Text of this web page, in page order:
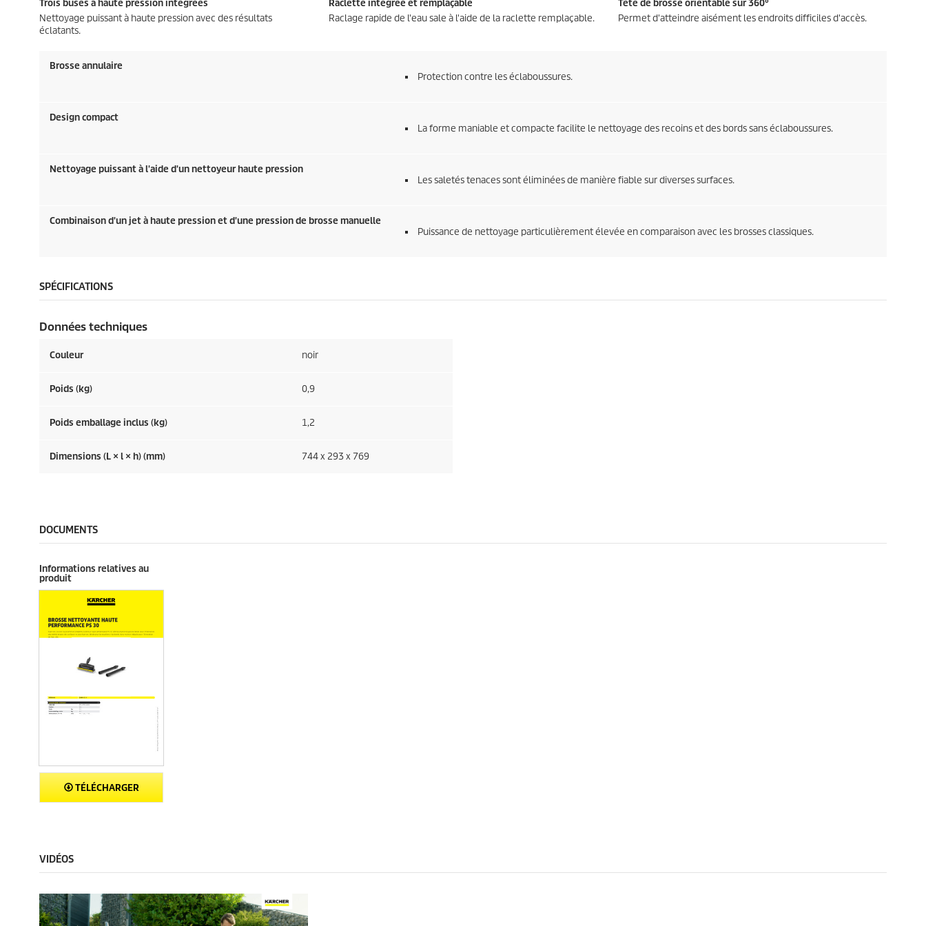
Trois buses à haute pression intégrées
Nettoyage puissant à haute pression avec des résultats
éclatants.
Raclette intégrée et remplaçable
Raclage rapide de l'eau sale à l'aide de la raclette remplaçable.
Tête de brosse orientable sur 360°
Permet d'atteindre aisément les endroits difficiles d'accès.
Brosse annulaire
Protection contre les éclaboussures.
Design compact
La forme maniable et compacte facilite le nettoyage des recoins et des bords sans éclaboussures.
Nettoyage puissant à l'aide d'un nettoyeur haute pression
Les saletés tenaces sont éliminées de manière fiable sur diverses surfaces.
Combinaison d'un jet à haute pression et d'une pression de brosse manuelle
Puissance de nettoyage particulièrement élevée en comparaison avec les brosses classiques.
SPÉCIFICATIONS
Données techniques
Couleur noir
Poids (kg) 0,9
Poids emballage inclus (kg) 1,2
Dimensions (L × l × h) (mm) 744 x 293 x 769
DOCUMENTS
Informations relatives au
produit
TÉLÉCHARGER
VIDÉOS